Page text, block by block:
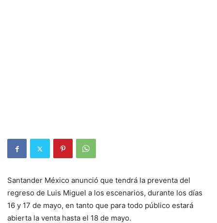
Santander México anunció que tendrá la preventa del
regreso de Luis Miguel a los escenarios, durante los días
16 y 17 de mayo, en tanto que para todo público estará
abierta la venta hasta el 18 de mayo.